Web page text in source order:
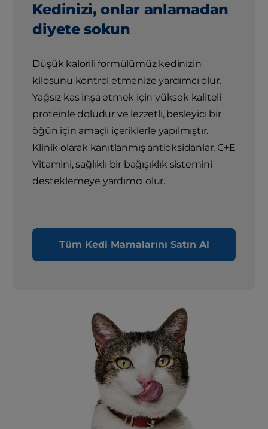
Kedinizi, onlar anlamadan
diyete sokun
Düşük kalorili formülümüz kedinizin
kilosunu kontrol etmenize yardımcı olur.
Yağsız kas inşa etmek için yüksek kaliteli
proteinle doludur ve lezzetli, besleyici bir
öğün için amaçlı içeriklerle yapılmıştır.
Klinik olarak kanıtlanmış antioksidanlar, C+E
Vitamini, sağlıklı bir bağışıklık sistemini
desteklemeye yardımcı olur.
Tüm Kedi Mamalarını Satın Al